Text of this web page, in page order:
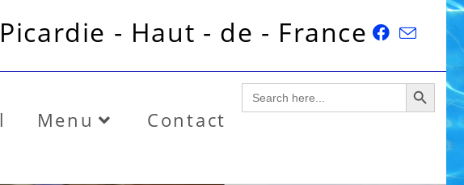
- Haut - de - France
Menu Contact
Search
for:
SEARCH BUTTON